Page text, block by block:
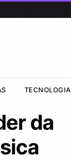
TECNOLOGIA
da